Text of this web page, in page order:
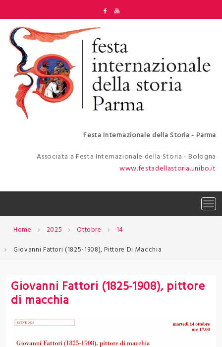
content
Festa Internazionale della Storia - Parma
Associata a Festa Internazionale della Storia - Bologna
www.festadellastoria.unibo.it
Home 2025 Ottobre
14
Giovanni Fattori (1825-1908), Pittore Di Macchia
Giovanni Fattori (1825-1908), pittore
di macchia